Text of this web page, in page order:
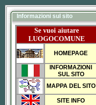
Informazioni sul sito
Se vuoi aiutare
LUOGOCOMUNE
HOMEPAGE
INFORMAZIONI
SUL SITO
MAPPA DEL SITO
SITE INFO